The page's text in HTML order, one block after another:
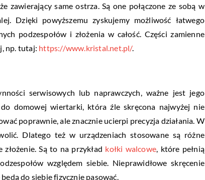
zawierający same ostrza. Są one połączone ze sobą w
Dzięki powyższemu zyskujemy możliwość łatwego
podzespołów i złożenia w całość. Części zamienne
np. tutaj: https://www.kristal.net.pl/.
serwisowych lub naprawczych, ważne jest jego
domowej wiertarki, która źle skręcona najwyżej nie
poprawnie, ale znacznie ucierpi precyzja działania. W
Dlatego też w urządzeniach stosowane są różne
Są to na przykład kołki walcowe, które pełnią
względem siebie. Nieprawidłowe skręcenie
do siebie fizycznie pasować.